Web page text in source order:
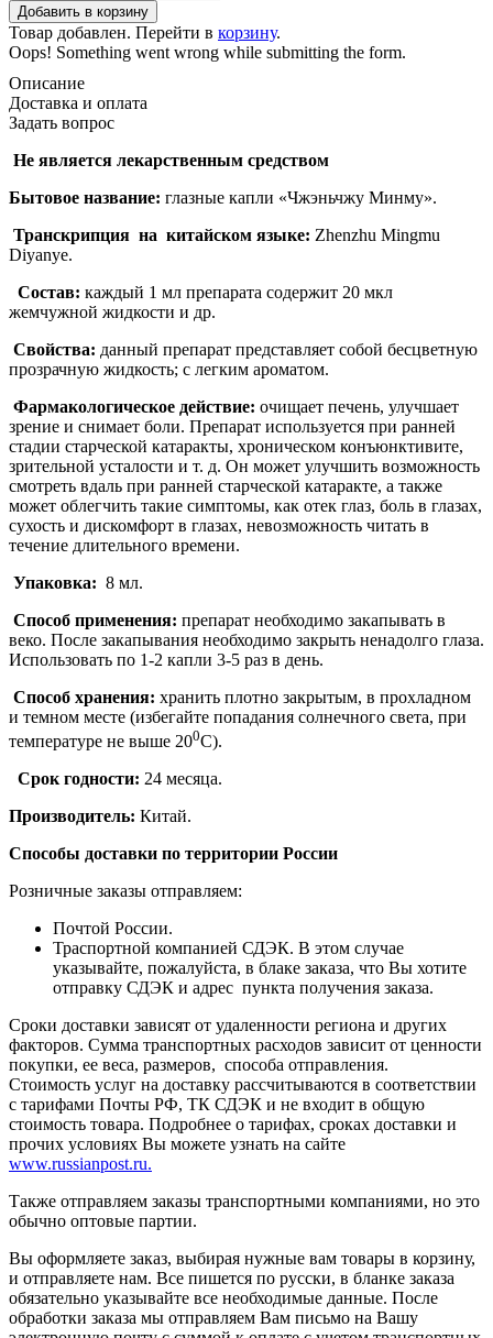
Товар добавлен. Перейти в корзину.
Oops! Something went wrong while submitting the form.
Описание
Доставка и оплата
Задать вопрос
Не является лекарственным средством
Бытовое название: глазные капли «Чжэньчжу Минму».
Транскрипция на китайском языке: Zhenzhu Mingmu
Diyanye.
Состав: каждый 1 мл препарата содержит 20 мкл
жемчужной жидкости и др.
Свойства: данный препарат представляет собой бесцветную
прозрачную жидкость; с легким ароматом.
Фармакологическое действие: очищает печень, улучшает
зрение и снимает боли. Препарат используется при ранней
стадии старческой катаракты, хроническом конъюнктивите,
зрительной усталости и т. д. Он может улучшить возможность
смотреть вдаль при ранней старческой катаракте, а также
может облегчить такие симптомы, как отек глаз, боль в глазах,
сухость и дискомфорт в глазах, невозможность читать в
течение длительного времени.
Упаковка: 8 мл.
Способ применения: препарат необходимо закапывать в
веко. После закапывания необходимо закрыть ненадолго глаза.
Использовать по 1-2 капли 3-5 раз в день.
Способ хранения: хранить плотно закрытым, в прохладном
и темном месте (избегайте попадания солнечного света, при
температуре не выше 200С).
Срок годности: 24 месяца.
Производитель: Китай.
Способы доставки по территории России
Розничные заказы отправляем:
Почтой России.
Траспортной компанией СДЭК. В этом случае
указывайте, пожалуйста, в блаке заказа, что Вы хотите
отправку СДЭК и адрес пункта получения заказа.
Сроки доставки зависят от удаленности региона и других
факторов. Сумма транспортных расходов зависит от ценности
покупки, ее веса, размеров, способа отправления.
Стоимость услуг на доставку рассчитываются в соответствии
с тарифами Почты РФ, ТК СДЭК и не входит в общую
стоимость товара. Подробнее о тарифах, сроках доставки и
прочих условиях Вы можете узнать на сайте
www.russianpost.ru.
Также отправляем заказы транспортными компаниями, но это
обычно оптовые партии.
Вы оформляете заказ, выбирая нужные вам товары в корзину,
и отправляете нам. Все пишется по русски, в бланке заказа
обязательно указывайте все необходимые данные. После
обработки заказа мы отправляем Вам письмо на Вашу